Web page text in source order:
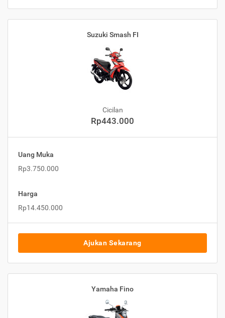
Suzuki Smash FI
Cicilan
Rp443.000
Uang Muka
Rp3.750.000
Harga
Rp14.450.000
Ajukan Sekarang
Yamaha Fino